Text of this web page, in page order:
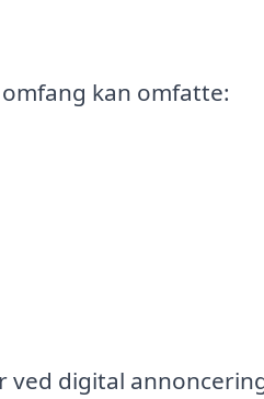
kan omfatte:
ved digital